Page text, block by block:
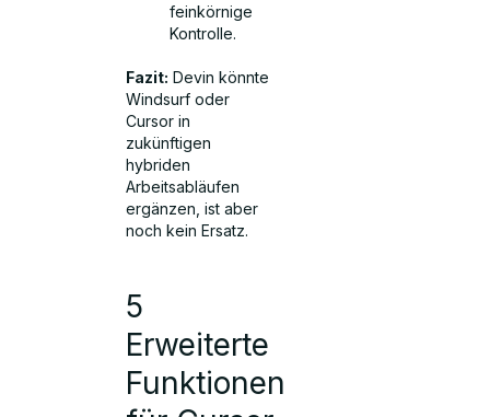
feinkörnige
Kontrolle.
Fazit: Devin könnte
Windsurf oder
Cursor in
zukünftigen
hybriden
Arbeitsabläufen
ergänzen, ist aber
noch kein Ersatz.
5
Erweiterte
Funktionen